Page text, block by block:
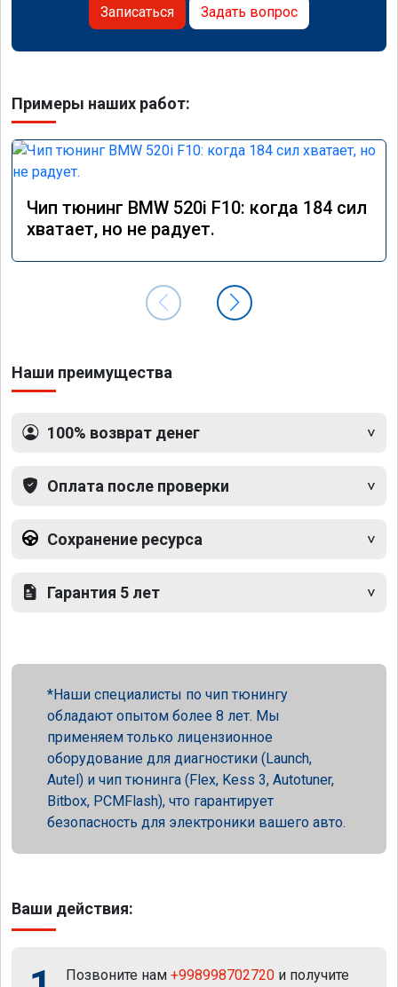
Записаться Задать вопрос
Примеры наших работ:
Чип тюнинг BMW 520i F10: когда 184 сил
хватает, но не радует.
Наши преимущества
100% возврат денег
Оплата после проверки
Сохранение ресурса
Гарантия 5 лет
Наши специалисты по чип тюнингу
обладают опытом более 8 лет. Мы
применяем только лицензионное
оборудование для диагностики (Launch,
Autel) и чип тюнинга (Flex, Kess 3, Autotuner,
Bitbox, PCMFlash), что гарантирует
безопасность для электроники вашего авто.
Ваши действия:
Позвоните нам +998998702720 и получите